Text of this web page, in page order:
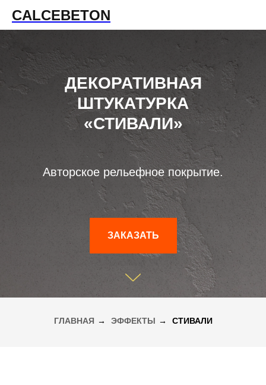
CALCEBETON
ДЕКОРАТИВНАЯ
ШТУКАТУРКА
«СТИВАЛИ»
Авторское рельефное покрытие.
ЗАКАЗАТЬ
ГЛАВНАЯ → ЭФФЕКТЫ → СТИВАЛИ